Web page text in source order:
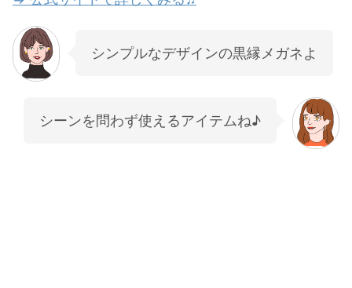
シンプルなデザインの黒縁メガネよ
シーンを問わず使えるアイテムね♪